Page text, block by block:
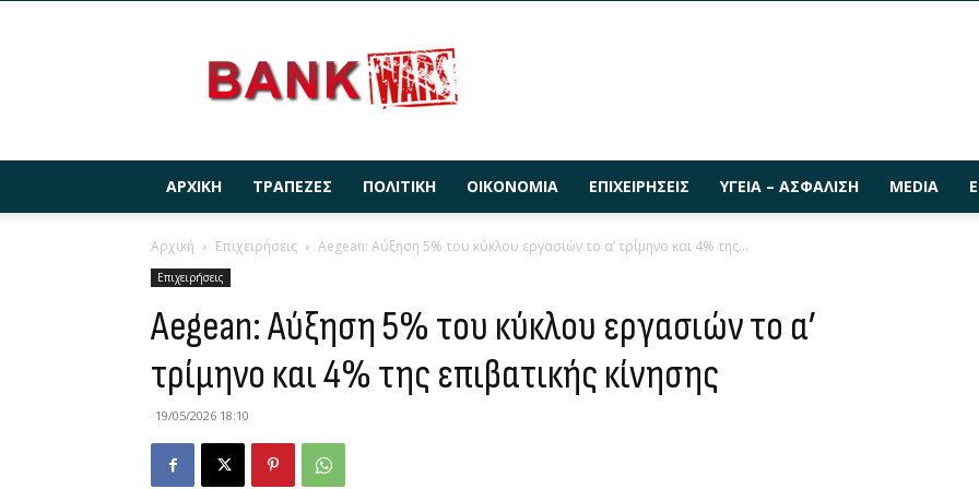
ΑΡΧΙΚΉ ΤΡΆΠΕΖΕΣ ΠΟΛΙΤΙΚΉ ΟΙΚΟΝΟΜΊΑ ΕΠΙΧΕΙΡΉΣΕΙΣ ΥΓΕΊΑ – ΑΣΦΆΛΙΣΗ MEDIA
Αρχική Επιχειρήσεις Aegean: Αύξηση 5% του κύκλου εργασιών το α’ τρίμηνο και 4% της...
Επιχειρήσεις
Aegean: Αύξηση 5% του κύκλου εργασιών το α’
τρίμηνο και 4% της επιβατικής κίνησης
19/05/2026 18:10